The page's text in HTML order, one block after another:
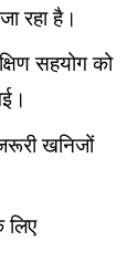
रहा है।
सहयोग को
खनिजों
लिए